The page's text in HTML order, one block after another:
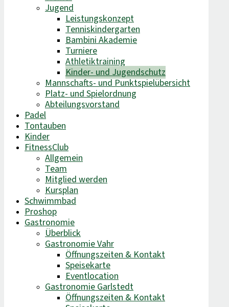
Jugend
Leistungskonzept
Tenniskindergarten
Bambini Akademie
Turniere
Athletiktraining
Kinder- und Jugendschutz
Mannschafts- und Punktspielübersicht
Platz- und Spielordnung
Abteilungsvorstand
Padel
Tontauben
Kinder
FitnessClub
Allgemein
Team
Mitglied werden
Kursplan
Schwimmbad
Proshop
Gastronomie
Überblick
Gastronomie Vahr
Öffnungszeiten & Kontakt
Speisekarte
Eventlocation
Gastronomie Garlstedt
Öffnungszeiten & Kontakt